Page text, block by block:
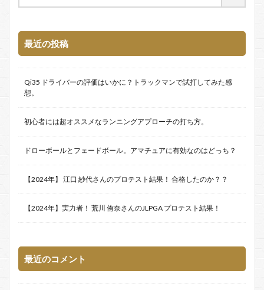
最近の投稿
Qi35 ドライバーの評価はいかに？トラックマンで試打してみた感
想。
初心者には超オススメなランニングアプローチの打ち方。
ドローボールとフェードボール。アマチュアに有効なのはどっち？
【2024年】 江口 紗代さんのプロテスト結果！ 合格したのか？？
【2024年】実力者！ 荒川 侑奈さんのJLPGA プロテスト結果！
最近のコメント